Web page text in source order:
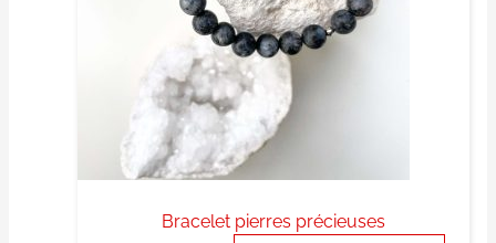
Bracelet pierres précieuses